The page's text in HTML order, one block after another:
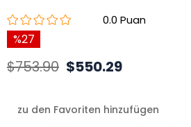
0.0
27
$753.90 $550.29
zu den Favoriten hinzufügen